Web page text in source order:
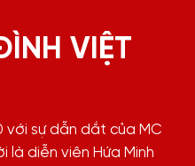
VIỆT
với sự dẫn dắt của MC
là diễn viên Hứa Minh